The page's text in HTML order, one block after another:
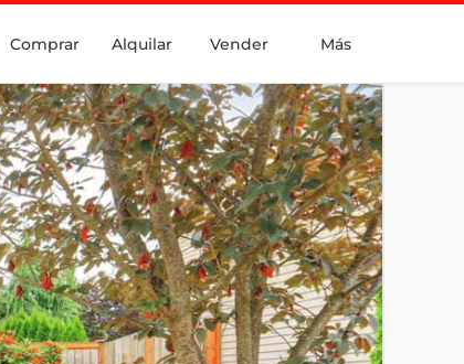
Comprar Alquilar Vender Más